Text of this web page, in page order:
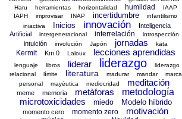
Haru
herramientas horizontalidad humildad
IAAP
IAPH
improvisar INAP incertidumbre
infantilismo
iniactiva
Inicios innovación
Inteligencia
Artificial
intergeneracional interrelación introspección
intuición involución Japón jornadas kata
Kermit Km.0 Laloux lecciones aprendidas
lenguaje libros liderar liderazgo
liderazgo
relacional
límite literatura madurar mandar
marca
personal
mayéutica mediocridad meditación
meme memoria metáforas
metodología
microtoxicidades
miedo Modelo híbrido
momento cero momento zero motivación